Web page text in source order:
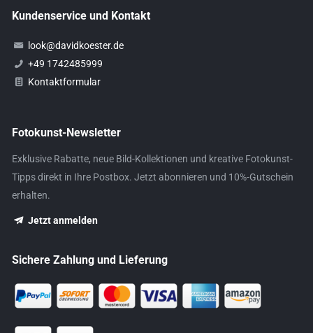
Kundenservice und Kontakt
look@davidkoester.de
+49 1742485999
Kontaktformular
Fotokunst-Newsletter
Exklusive Rabatte, neue Bild-Kollektionen und kreative Fotokunst-
Tipps direkt in Ihre Postbox. Jetzt abonnieren und 10%-Gutschein
erhalten.
Jetzt anmelden
Sichere Zahlung und Lieferung